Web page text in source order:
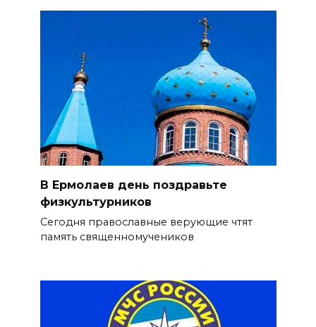
В Ермолаев день поздравьте
физкультурников
Сегодня православные верующие чтят
память священномучеников